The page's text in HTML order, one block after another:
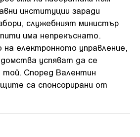
институции заради
служебният министър
има непрекъснато.
електронното управление,
успяват да се
той. Според Валентин
са спонсорирани от